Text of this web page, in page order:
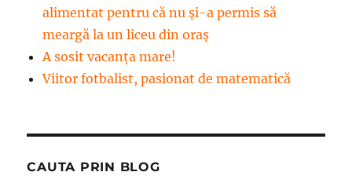
alimentat pentru că nu și-a permis să
meargă la un liceu din oraș
A sosit vacanța mare!
Viitor fotbalist, pasionat de matematică
CAUTA PRIN BLOG